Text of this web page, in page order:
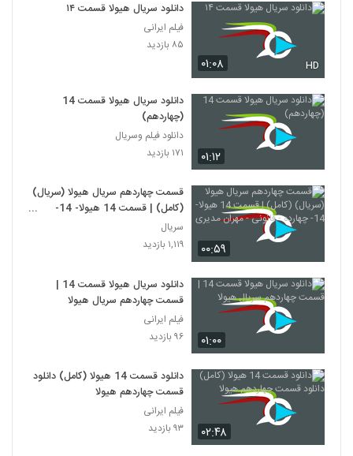
۰۱:۰۸ HD
دانلود سریال هیولا قسمت ۱۴
فیلم ایرانی
۸۵ بازدید
۰۱:۱۲
دانلود سریال هیولا قسمت 14
(چهاردهم)
دانلود فیلم وسریال
۱۷۱ بازدید
۰۰:۵۹
قسمت چهاردهم سریال هیولا (سریال)
(کامل) | قسمت 14 هیولا- 14-
چهارده - قانونی - مهران مدیری
سریال
۱,۱۱۹ بازدید
۰۱:۰۰
دانلود سریال هیولا قسمت 14 |
قسمت چهاردهم سریال هیولا
فیلم ایرانی
۹۶ بازدید
۰۲:۴۸
دانلود قسمت 14 هیولا (کامل) دانلود
قسمت چهاردهم هیولا
فیلم ایرانی
۹۳ بازدید